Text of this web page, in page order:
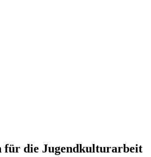
für die Jugendkulturarbeit